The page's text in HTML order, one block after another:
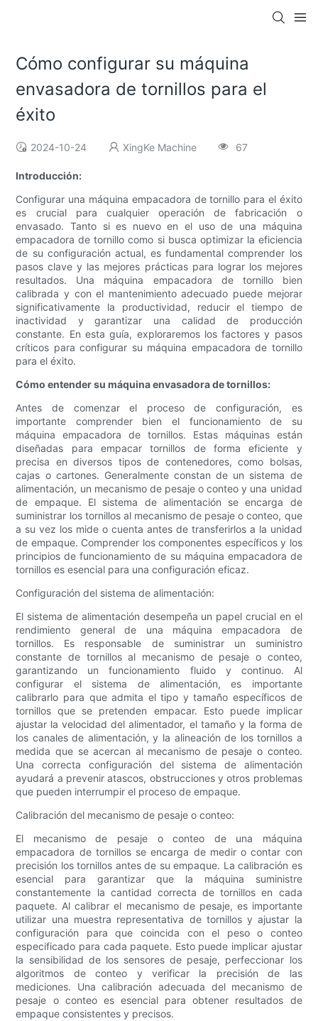
Cómo configurar su máquina
envasadora de tornillos para el
éxito
2024-10-24 XingKe Machine 67
Introducción:
Configurar una máquina empacadora de tornillo para el éxito
es crucial para cualquier operación de fabricación o
envasado. Tanto si es nuevo en el uso de una máquina
empacadora de tornillo como si busca optimizar la eficiencia
de su configuración actual, es fundamental comprender los
pasos clave y las mejores prácticas para lograr los mejores
resultados. Una máquina empacadora de tornillo bien
calibrada y con el mantenimiento adecuado puede mejorar
significativamente la productividad, reducir el tiempo de
inactividad y garantizar una calidad de producción
constante. En esta guía, exploraremos los factores y pasos
críticos para configurar su máquina empacadora de tornillo
para el éxito.
Cómo entender su máquina envasadora de tornillos:
Antes de comenzar el proceso de configuración, es
importante comprender bien el funcionamiento de su
máquina empacadora de tornillos. Estas máquinas están
diseñadas para empacar tornillos de forma eficiente y
precisa en diversos tipos de contenedores, como bolsas,
cajas o cartones. Generalmente constan de un sistema de
alimentación, un mecanismo de pesaje o conteo y una unidad
de empaque. El sistema de alimentación se encarga de
suministrar los tornillos al mecanismo de pesaje o conteo, que
a su vez los mide o cuenta antes de transferirlos a la unidad
de empaque. Comprender los componentes específicos y los
principios de funcionamiento de su máquina empacadora de
tornillos es esencial para una configuración eficaz.
Configuración del sistema de alimentación:
El sistema de alimentación desempeña un papel crucial en el
rendimiento general de una máquina empacadora de
tornillos. Es responsable de suministrar un suministro
constante de tornillos al mecanismo de pesaje o conteo,
garantizando un funcionamiento fluido y continuo. Al
configurar el sistema de alimentación, es importante
calibrarlo para que admita el tipo y tamaño específicos de
tornillos que se pretenden empacar. Esto puede implicar
ajustar la velocidad del alimentador, el tamaño y la forma de
los canales de alimentación, y la alineación de los tornillos a
medida que se acercan al mecanismo de pesaje o conteo.
Una correcta configuración del sistema de alimentación
ayudará a prevenir atascos, obstrucciones y otros problemas
que pueden interrumpir el proceso de empaque.
Calibración del mecanismo de pesaje o conteo:
El mecanismo de pesaje o conteo de una máquina
empacadora de tornillos se encarga de medir o contar con
precisión los tornillos antes de su empaque. La calibración es
esencial para garantizar que la máquina suministre
constantemente la cantidad correcta de tornillos en cada
paquete. Al calibrar el mecanismo de pesaje, es importante
utilizar una muestra representativa de tornillos y ajustar la
configuración para que coincida con el peso o conteo
especificado para cada paquete. Esto puede implicar ajustar
la sensibilidad de los sensores de pesaje, perfeccionar los
algoritmos de conteo y verificar la precisión de las
mediciones. Una calibración adecuada del mecanismo de
pesaje o conteo es esencial para obtener resultados de
empaque consistentes y precisos.